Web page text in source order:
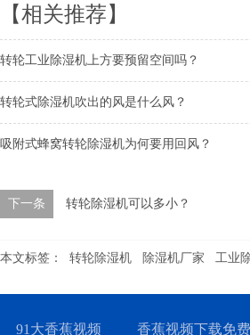
【相关推荐】
转轮工业除湿机上方要预留空间吗？
转轮式除湿机吹出的风是什么风？
吸附式蜂窝转轮除湿机为何要用回风？
下一条 转轮除湿机可以多小？
本文标签： 转轮除湿机 除湿机厂家 工业
91大香蕉视频 香蕉视频下载免费